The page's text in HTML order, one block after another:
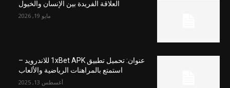
العلاقة الفريدة بين الإنسان والخيول
مايو 19, 2026
عنوان: تحميل تطبيق 1xBet APK للاندرويد –
استمتع بالمراهنات الرياضية والألعاب
أغسطس 13, 2025